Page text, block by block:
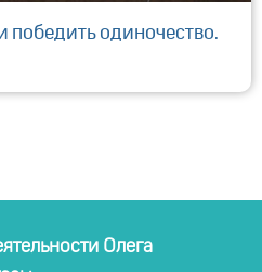
победить одиночество.
Олега